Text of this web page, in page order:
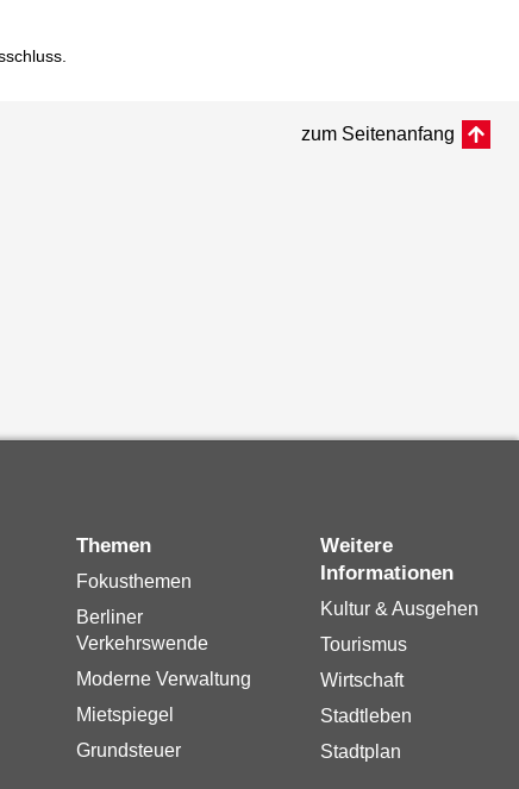
.
zum Seitenanfang
Themen
Fokusthemen
Berliner
Verkehrswende
Moderne Verwaltung
Mietspiegel
Grundsteuer
Weitere
Informationen
Kultur & Ausgehen
Tourismus
Wirtschaft
Stadtleben
Stadtplan